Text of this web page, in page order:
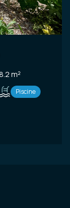
Villa 4 pièce(s) 3 chambre(s) 118.2 m²
Piscine